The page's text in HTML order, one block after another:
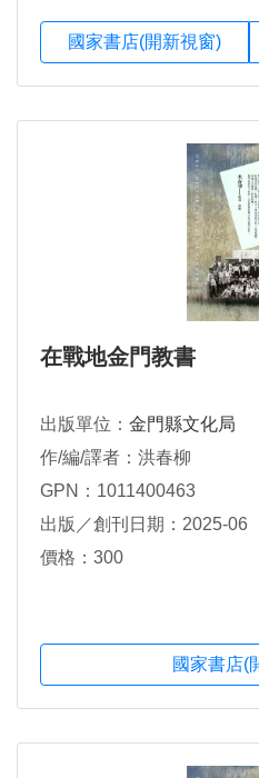
國家書店(開新視窗)
在戰地金門教書
出版單位： 金門縣文化局
作/編/譯者：洪春柳
GPN：1011400463
出版／創刊日期：2025-06
價格：300
國家書店(